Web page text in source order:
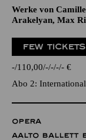
Werke von
Arakelyan, Max
FEW TICKETS
- 110,00 - - - - €
Abo 2:
OPERA
AALTO BALLETT